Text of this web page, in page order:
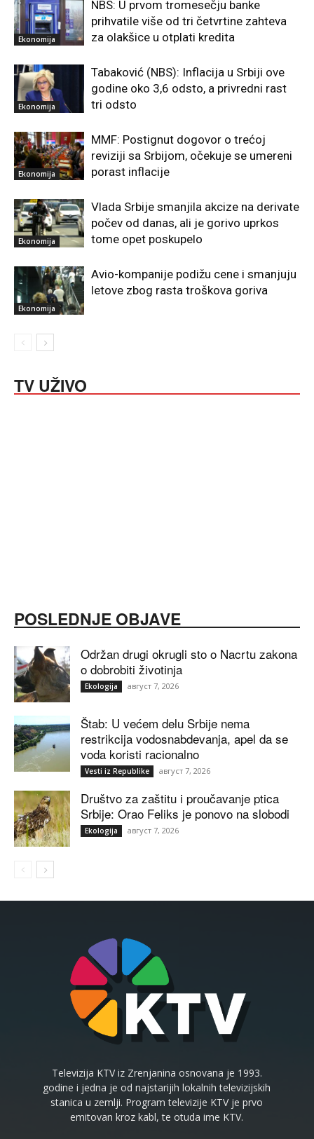
Ekonomija
NBS: U prvom tromesečju banke
prihvatile više od tri četvrtine zahteva
za olakšice u otplati kredita
Ekonomija
Tabaković (NBS): Inflacija u Srbiji ove
godine oko 3,6 odsto, a privredni rast
tri odsto
Ekonomija
MMF: Postignut dogovor o trećoj
reviziji sa Srbijom, očekuje se umereni
porast inflacije
Ekonomija
Vlada Srbije smanjila akcize na derivate
počev od danas, ali je gorivo uprkos
tome opet poskupelo
Ekonomija
Avio-kompanije podižu cene i smanjuju
letove zbog rasta troškova goriva
TV UŽIVO
POSLEDNJE OBJAVE
Održan drugi okrugli sto o Nacrtu zakona
o dobrobiti životinja
Ekologija август 7, 2026
Štab: U većem delu Srbije nema
restrikcija vodosnabdevanja, apel da se
voda koristi racionalno
Vesti iz Republike август 7, 2026
Društvo za zaštitu i proučavanje ptica
Srbije: Orao Feliks je ponovo na slobodi
Ekologija август 7, 2026
Televizija KTV iz Zrenjanina osnovana je 1993.
godine i jedna je od najstarijih lokalnih televizijskih
stanica u zemlji. Program televizije KTV je prvo
emitovan kroz kabl, te otuda ime KTV.